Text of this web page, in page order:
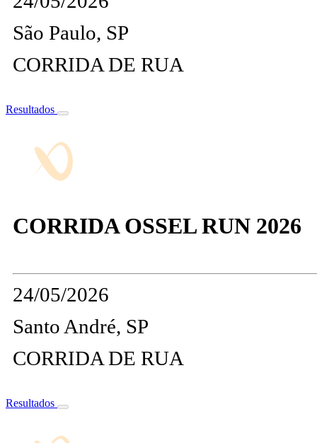
São Paulo, SP
CORRIDA DE RUA
Resultados
CORRIDA OSSEL RUN 2026
24/05/2026
Santo André, SP
CORRIDA DE RUA
Resultados